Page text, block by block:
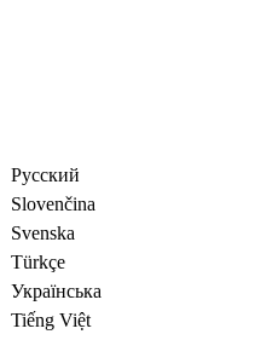
Русский
Slovenčina
Svenska
Türkçe
Украïнська
Tiếng Việt